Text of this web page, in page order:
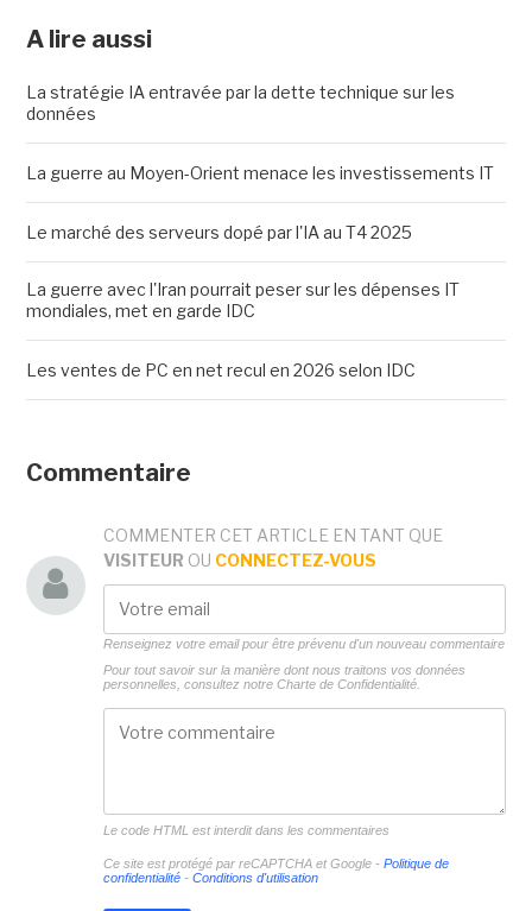
A lire aussi
La stratégie IA entravée par la dette technique sur les
données
La guerre au Moyen-Orient menace les investissements IT
Le marché des serveurs dopé par l'IA au T4 2025
La guerre avec l'Iran pourrait peser sur les dépenses IT
mondiales, met en garde IDC
Les ventes de PC en net recul en 2026 selon IDC
Commentaire
COMMENTER CET ARTICLE EN TANT QUE
VISITEUR OU CONNECTEZ-VOUS
Renseignez votre email pour être prévenu d'un nouveau commentaire
Pour tout savoir sur la manière dont nous traitons vos données
personnelles, consultez notre Charte de Confidentialité.
Le code HTML est interdit dans les commentaires
Ce site est protégé par reCAPTCHA et Google - Politique de
confidentialité- Conditions d'utilisation